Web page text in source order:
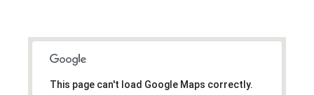
Qué es Crea-t
El Modelo Crea-tThis page can't load Google Maps correctly.